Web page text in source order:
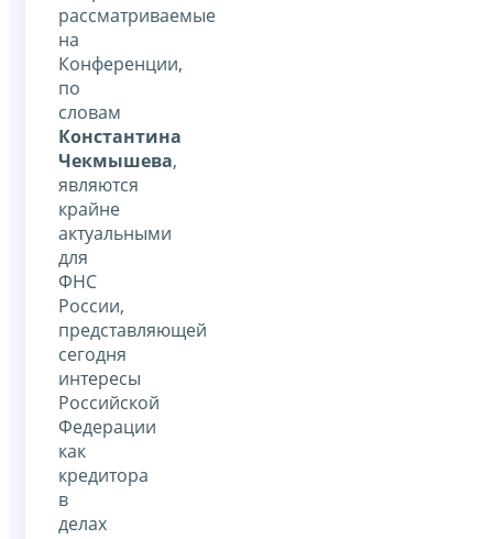
рассматриваемые
на
Конференции,
по
словам
Константина
Чекмышева,
являются
крайне
актуальными
для
ФНС
России,
представляющей
сегодня
интересы
Российской
Федерации
как
кредитора
в
делах